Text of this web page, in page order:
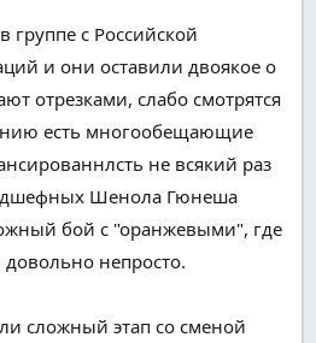
в группе с Российской
и они оставили двоякое о
отрезками, слабо смотрятся
есть многообещающие
не всякий раз
Шенола Гюнеша
бой с "оранжевыми", где
довольно непросто.
сложный этап со сменой